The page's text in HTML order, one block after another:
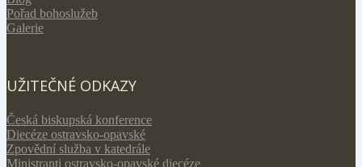
Pořad bohoslužeb
Galerie
UŽITEČNÉ ODKAZY
Česká biskupská konference
Diecéze ostravsko-opavské
Zpovědní služba v katedrále
Ministranti ostravsko-opavské diecéze